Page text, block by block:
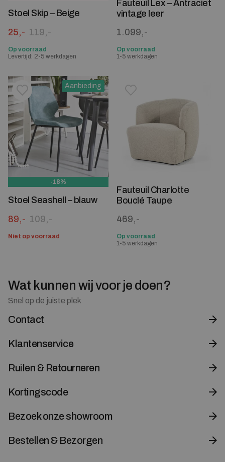
Stoel Skip – Beige
119,-
Oorspronkelijke prijs was: 119,-.
25,-
Huidige prijs is: 25,-.
Op voorraad
Levertijd: 2-5 werkdagen
Fauteuil Lex – Antraciet
vintage leer
1.099,-
Op voorraad
1-5 werkdagen
Aanbieding
Toevoegen aan verlanglijstje
Verwijderen van verlanglijst
-18%
Stoel Seashell – blauw
109,-
Oorspronkelijke prijs was: 109,-.
89,-
Huidige prijs is: 89,-.
Niet op voorraad
Toevoegen aan
Verwijderen van verlanglijst
Fauteuil Charlotte
Bouclé Taupe
469,-
Op voorraad
1-5 werkdagen
Wat kunnen wij voor je doen?
Snel op de juiste plek
Contact
Klantenservice
Ruilen & Retourneren
Kortingscode
Bezoek onze showroom
Bestellen & Bezorgen